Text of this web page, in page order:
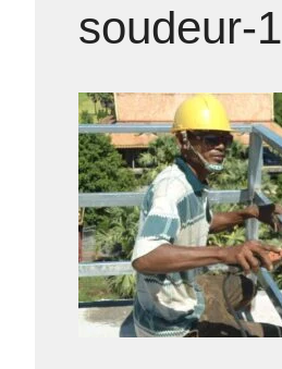
soudeur-1